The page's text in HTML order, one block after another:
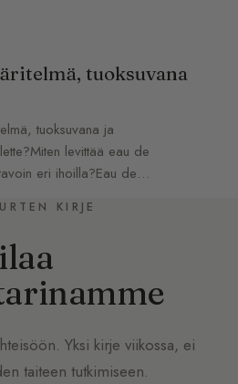
tuoksuvana
tuoksuvana ja
levittää eau de
eri ihoilla?Eau de…
KIRJE
Yksi kirje viikossa, ei
taiteen tutkimiseen.